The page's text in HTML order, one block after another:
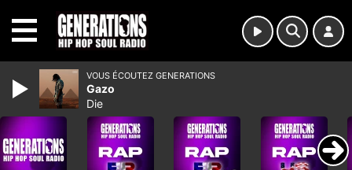
VOUS ÉCOUTEZ GENERATIONS
Gazo
Die